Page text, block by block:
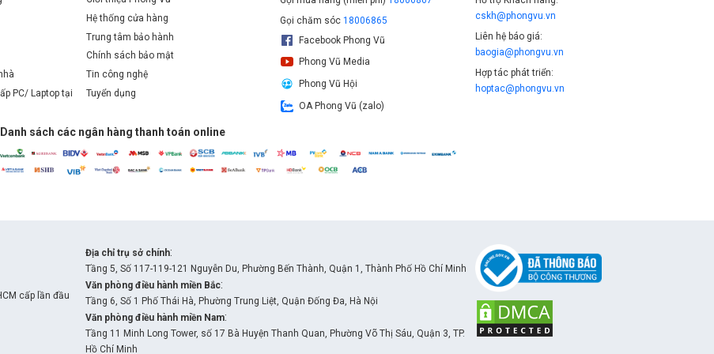
E DDR4 với các cổng kết nối hiện đại
và bus RAM lên đến 3200MHz, cho phép nâng cấp bộ nhớ
M.2 NVMe tốc độ cao và 4 cổng SATA 3, đảm bảo khả năng
PC/ Laptop tại
Hệ thống cửa hàng
Trung tâm bảo hành
Chính sách bảo mật
Tin công nghệ
Tuyển dụng
Gọi chăm sóc18006865
Facebook Phong Vũ
Phong Vũ Media
Phong Vũ Hội
OA Phong Vũ (zalo)
cskh@phongvu.vn
Liên hệ báo giá:
baogia@phongvu.vn
Hợp tác phát triển:
hoptac@phongvu.vn
Danh sách các ngân hàng thanh toán online
cấp lần đầu
Địa chỉ trụ sở chính:
Tầng 5, Số 117-119-121 Nguyễn Du, Phường Bến Thành, Quận 1, Thành Phố Hồ Chí Minh
Văn phòng điều hành miền Bắc:
Tầng 6, Số 1 Phố Thái Hà, Phường Trung Liệt, Quận Đống Đa, Hà Nội
Văn phòng điều hành miền Nam:
Tầng 11 Minh Long Tower, số 17 Bà Huyện Thanh Quan, Phường Võ Thị Sáu, Quận 3, TP.
Hồ Chí Minh